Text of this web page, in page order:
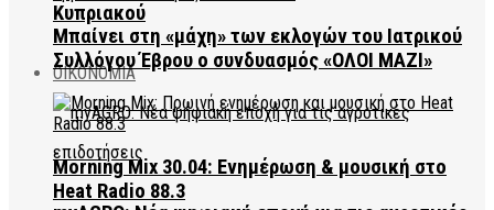
Κυπριακού
ΟΙΚΟΝΟΜΙΑ
Μπαίνει στη «μάχη» των εκλογών του Ιατρικού
Συλλόγου Έβρου ο συνδυασμός «ΟΛΟΙ ΜΑΖΙ»
Morning Mix 30.04: Ενημέρωση & μουσική στο
Heat Radio 88.3